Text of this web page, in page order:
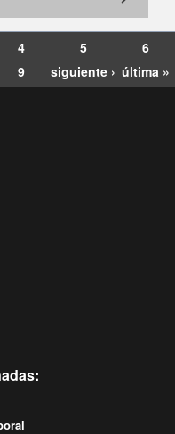
4 5
6
9 siguiente › última »